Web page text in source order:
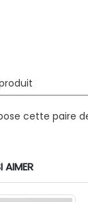
cette paire
AIMER